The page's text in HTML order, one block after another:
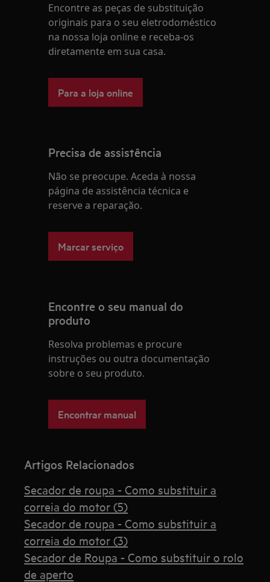
Encontre as peças de substituição
originais para o seu eletrodoméstico
na nossa loja online e receba-os
diretamente em sua casa.
Para a loja online
Precisa de assistência
Não se preocupe. Aceda à nossa
página de assistência técnica e
reserve a reparação.
Marcar serviço
Encontre o seu manual do
produto
Resolva problemas e procure
instruções ou outra documentação
sobre o seu produto.
Encontrar manual
Artigos Relacionados
Secador de roupa - Como substituir a
correia do motor (5)
Secador de roupa - Como substituir a
correia do motor (3)
Secador de Roupa - Como substituir o rolo
de aperto